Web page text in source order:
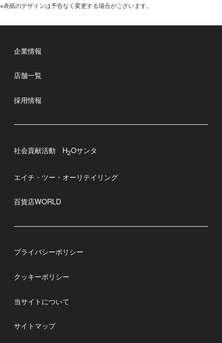
※表紙のデザインは予告なく変更する場合がございます。
企業情報
店舗一覧
採用情報
社会貢献活動 H2Oサンタ
エイチ・ツー・オーリテイリング
百貨店WORLD
プライバシーポリシー
クッキーポリシー
当サイトについて
サイトマップ